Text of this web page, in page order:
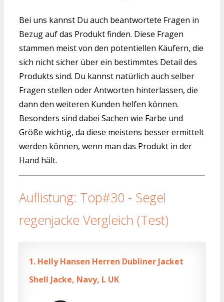
Bei uns kannst Du auch beantwortete Fragen in
Bezug auf das Produkt finden. Diese Fragen
stammen meist von den potentiellen Käufern, die
sich nicht sicher über ein bestimmtes Detail des
Produkts sind. Du kannst natürlich auch selber
Fragen stellen oder Antworten hinterlassen, die
dann den weiteren Kunden helfen können.
Besonders sind dabei Sachen wie Farbe und
Größe wichtig, da diese meistens besser ermittelt
werden können, wenn man das Produkt in der
Hand hält.
Auflistung: Top#30 - Segel
regenjacke Vergleich (Test)
1. Helly Hansen Herren Dubliner Jacket
Shell Jacke, Navy, L UK